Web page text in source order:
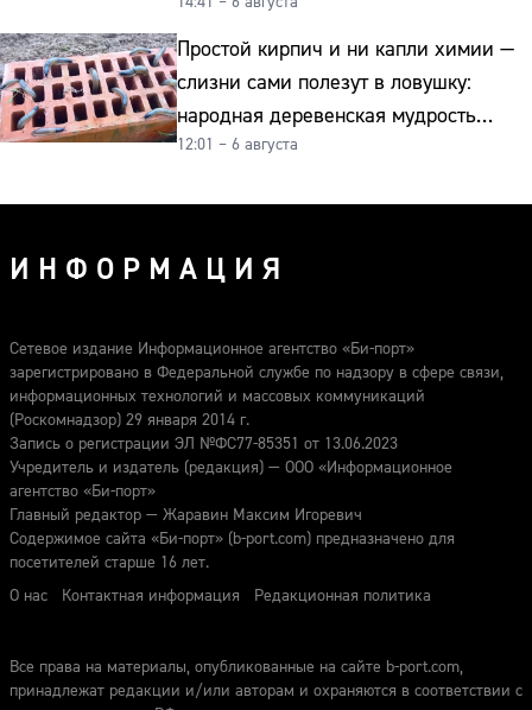
Простой кирпич и ни капли химии —
слизни сами полезут в ловушку:
народная деревенская мудрость
реально работает
12:01 – 6 августа
ИНФОРМАЦИЯ
Сетевое издание Информационное агентство «Би-порт»
зарегистрировано в Федеральной службе по надзору в сфере связи,
информационных технологий и массовых коммуникаций
(Роскомнадзор) 29 января 2014 г.
Запись о регистрации ЭЛ №ФС77-85351 от 13.06.2023
Учредитель и издатель (редакция) — ООО «Информационное
агентство «Би-порт»
Главный редактор — Жаравин Максим Игоревич
Содержимое сайта «Би-порт» (b-port.com) предназначено для
посетителей старше 16 лет.
О нас
Контактная информация Редакционная политика
Все права на материалы, опубликованные на сайте b-port.com,
принадлежат редакции и/или авторам и охраняются в соответствии с